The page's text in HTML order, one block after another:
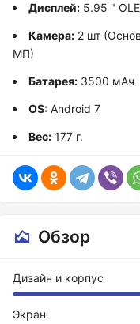
Дисплей: 5.95 "
Камера: 2 шт
МП)
Батарея: 3500 мАч
OS: Android 7
Вес: 177 г.
Обзор
Дизайн и корпус
Экран